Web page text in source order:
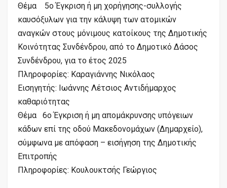
Θέμα 5ο Έγκριση ή μη χορήγησης-συλλογής
καυσόξυλων για την κάλυψη των ατομικών
αναγκών στους μόνιμους κατοίκους της Δημοτικής
Κοινότητας Συνδένδρου, από το Δημοτικό Δάσος
Συνδένδρου, για το έτος 2025
Πληροφορίες: Καραγιάννης Νικόλαος
Εισηγητής: Ιωάννης Λέτσιος Αντιδήμαρχος
καθαριότητας
Θέμα 6ο Έγκριση ή μη απομάκρυνσης υπόγειων
κάδων επί της οδού Μακεδονομάχων (Δημαρχείο),
σύμφωνα με απόφαση – εισήγηση της Δημοτικής
Επιτροπής
Πληροφορίες: Κουλουκτσής Γεώργιος